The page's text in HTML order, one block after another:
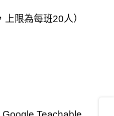
上限為每班20人）